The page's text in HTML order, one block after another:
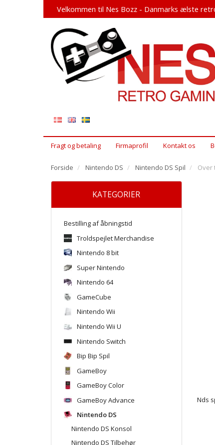
Velkommen til Nes Bozz - Danmarks ælste
Fragt og betaling Firmaprofil Kontakt os
Forside Nintendo DS Nintendo DS Spil Over
KATEGORIER
Bestilling af åbningstid
Troldspejlet Merchandise
Nintendo 8 bit
Super Nintendo
Nintendo 64
GameCube
Nintendo Wii
Nintendo Wii U
Nintendo Switch
Bip Bip Spil
GameBoy
GameBoy Color
GameBoy Advance
Nintendo DS
Nintendo DS Konsol
Nintendo DS Tilbehør
Nds